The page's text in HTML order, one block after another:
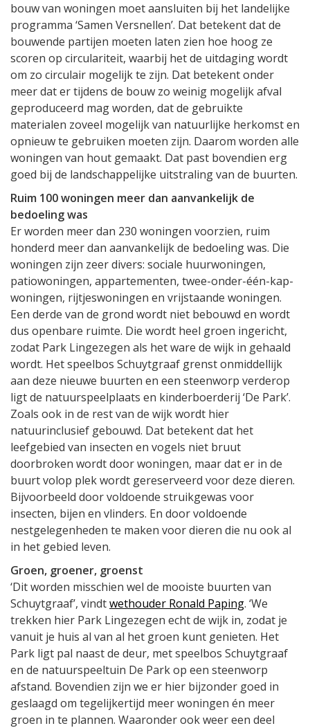
bouw van woningen moet aansluiten bij het landelijke
programma ‘Samen Versnellen’. Dat betekent dat de
bouwende partijen moeten laten zien hoe hoog ze
scoren op circulariteit, waarbij het de uitdaging wordt
om zo circulair mogelijk te zijn. Dat betekent onder
meer dat er tijdens de bouw zo weinig mogelijk afval
geproduceerd mag worden, dat de gebruikte
materialen zoveel mogelijk van natuurlijke herkomst en
opnieuw te gebruiken moeten zijn. Daarom worden alle
woningen van hout gemaakt. Dat past bovendien erg
goed bij de landschappelijke uitstraling van de buurten.
Ruim 100 woningen meer dan aanvankelijk de
bedoeling was
Er worden meer dan 230 woningen voorzien, ruim
honderd meer dan aanvankelijk de bedoeling was. Die
woningen zijn zeer divers: sociale huurwoningen,
patiowoningen, appartementen, twee-onder-één-kap-
woningen, rijtjeswoningen en vrijstaande woningen.
Een derde van de grond wordt niet bebouwd en wordt
dus openbare ruimte. Die wordt heel groen ingericht,
zodat Park Lingezegen als het ware de wijk in gehaald
wordt. Het speelbos Schuytgraaf grenst onmiddellijk
aan deze nieuwe buurten en een steenworp verderop
ligt de natuurspeelplaats en kinderboerderij ‘De Park’.
Zoals ook in de rest van de wijk wordt hier
natuurinclusief gebouwd. Dat betekent dat het
leefgebied van insecten en vogels niet bruut
doorbroken wordt door woningen, maar dat er in de
buurt volop plek wordt gereserveerd voor deze dieren.
Bijvoorbeeld door voldoende struikgewas voor
insecten, bijen en vlinders. En door voldoende
nestgelegenheden te maken voor dieren die nu ook al
in het gebied leven.
Groen, groener, groenst
‘Dit worden misschien wel de mooiste buurten van
Schuytgraaf’, vindtwethouder Ronald Paping. ‘We
trekken hier Park Lingezegen echt de wijk in, zodat je
vanuit je huis al van al het groen kunt genieten. Het
Park ligt pal naast de deur, met speelbos Schuytgraaf
en de natuurspeeltuin De Park op een steenworp
afstand. Bovendien zijn we er hier bijzonder goed in
geslaagd om tegelijkertijd meer woningen én meer
groen in te plannen. Waaronder ook weer een deel